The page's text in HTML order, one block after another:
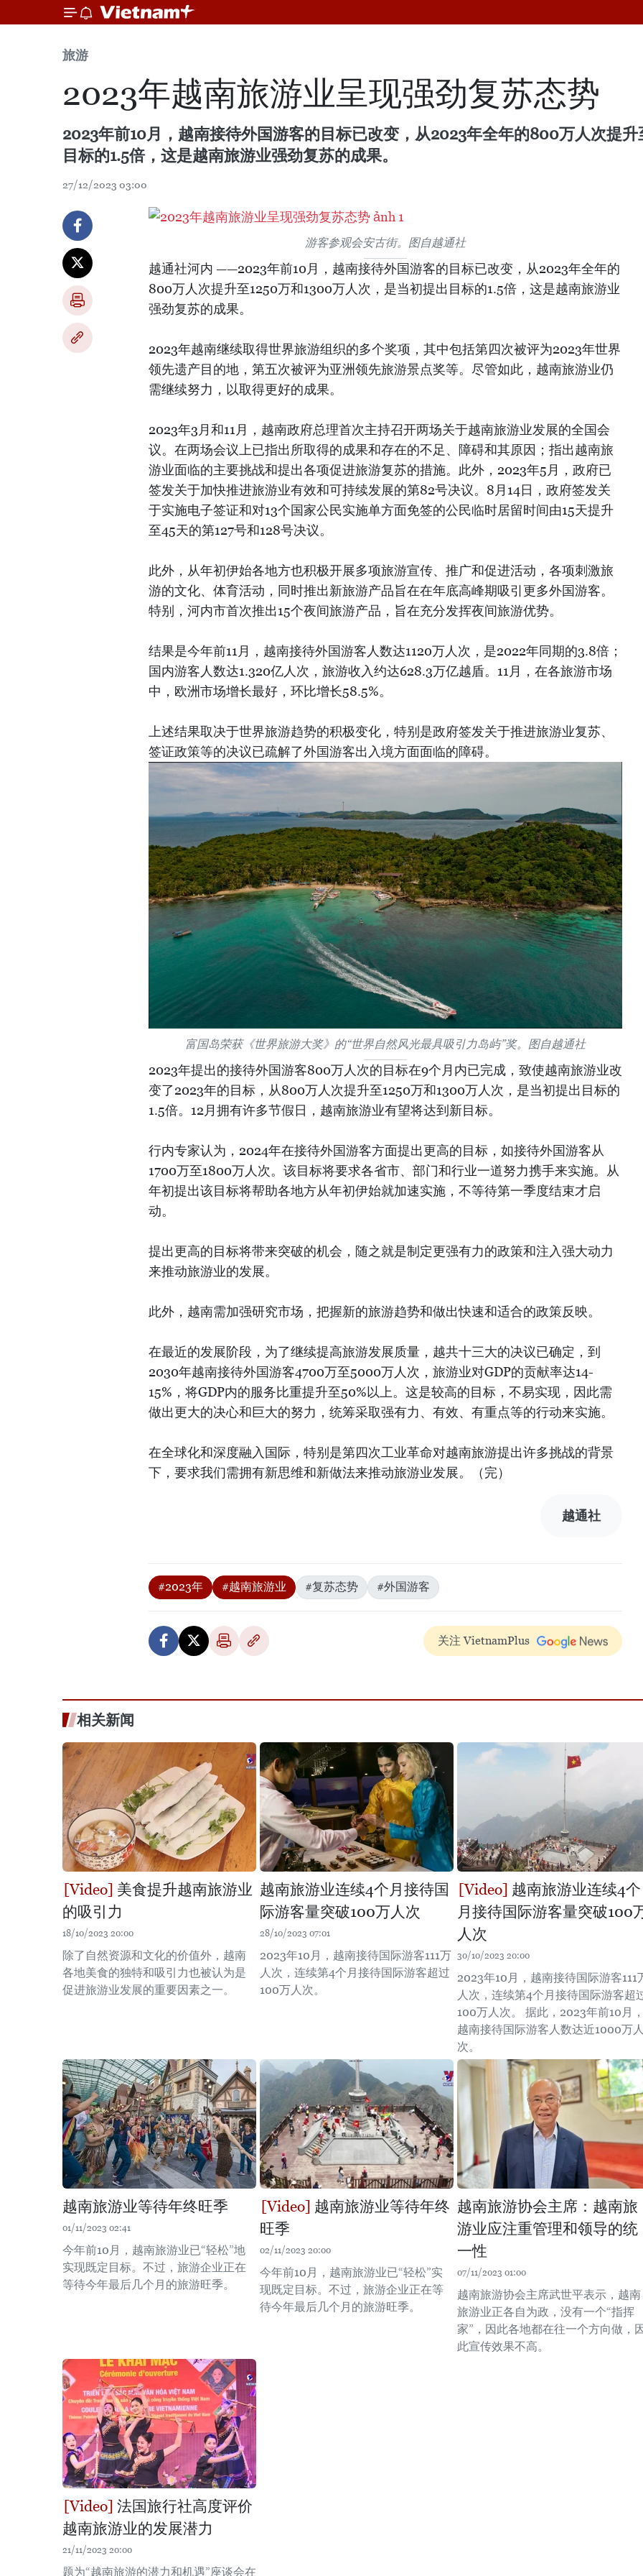
旅游
2023年越南旅游业呈现强劲复苏态势
2023年前10月，越南接待外国游客的目标已改变，从2023年全年的800万人次提
目标的1.5倍，这是越南旅游业强劲复苏的成果。
27/12/2023 03:00
游客参观会安古街。图自越通社
越通社河内 ——2023年前10月，越南接待外国游客的目标已改变，从2023年全年的
800万人次提升至1250万和1300万人次，是当初提出目标的1.5倍，这是越南旅游业
强劲复苏的成果。
2023年越南继续取得世界旅游组织的多个奖项，其中包括第四次被评为2023年世界
领先遗产目的地，第五次被评为亚洲领先旅游景点奖等。尽管如此，越南旅游业仍
需继续努力，以取得更好的成果。
2023年3月和11月，越南政府总理首次主持召开两场关于越南旅游业发展的全国会
议。在两场会议上已指出所取得的成果和存在的不足、障碍和其原因；指出越南旅
游业面临的主要挑战和提出各项促进旅游复苏的措施。此外，2023年5月，政府已
签发关于加快推进旅游业有效和可持续发展的第82号决议。8月14日，政府签发关
于实施电子签证和对13个国家公民实施单方面免签的公民临时居留时间由15天提升
至45天的第127号和128号决议。
此外，从年初伊始各地方也积极开展多项旅游宣传、推广和促进活动，各项刺激旅
游的文化、体育活动，同时推出新旅游产品旨在在年底高峰期吸引更多外国游客。
特别，河内市首次推出15个夜间旅游产品，旨在充分发挥夜间旅游优势。
结果是今年前11月，越南接待外国游客人数达1120万人次，是2022年同期的3.8倍；
国内游客人数达1.320亿人次，旅游收入约达628.3万亿越盾。11月，在各旅游市场
中，欧洲市场增长最好，环比增长58.5%。
上述结果取决于世界旅游趋势的积极变化，特别是政府签发关于推进旅游业复苏、
签证政策等的决议已疏解了外国游客出入境方面面临的障碍。
富国岛荣获《世界旅游大奖》的“世界自然风光最具吸引力岛屿”奖。图自越通社
2023年提出的接待外国游客800万人次的目标在9个月内已完成，致使越南旅游业改
变了2023年的目标，从800万人次提升至1250万和1300万人次，是当初提出目标的
1.5倍。12月拥有许多节假日，越南旅游业有望将达到新目标。
行内专家认为，2024年在接待外国游客方面提出更高的目标，如接待外国游客从
1700万至1800万人次。该目标将要求各省市、部门和行业一道努力携手来实施。从
年初提出该目标将帮助各地方从年初伊始就加速实施，不等待第一季度结束才启
动。
提出更高的目标将带来突破的机会，随之就是制定更强有力的政策和注入强大动力
来推动旅游业的发展。
此外，越南需加强研究市场，把握新的旅游趋势和做出快速和适合的政策反映。
在最近的发展阶段，为了继续提高旅游发展质量，越共十三大的决议已确定，到
2030年越南接待外国游客4700万至5000万人次，旅游业对GDP的贡献率达14-
15%，将GDP内的服务比重提升至50%以上。这是较高的目标，不易实现，因此需
做出更大的决心和巨大的努力，统筹采取强有力、有效、有重点等的行动来实施。
在全球化和深度融入国际，特别是第四次工业革命对越南旅游提出许多挑战的背景
下，要求我们需拥有新思维和新做法来推动旅游业发展。（完）
越通社
#2023年 #越南旅游业 #复苏态势 #外国游客
关注 VietnamPlus
相关新闻
美食提升越南旅游业
的吸引力
18/10/2023 20:00
除了自然资源和文化的价值外，越南
各地美食的独特和吸引力也被认为是
促进旅游业发展的重要因素之一。
越南旅游业连续4个月接待国
际游客量突破100万人次
28/10/2023 07:01
2023年10月，越南接待国际游客111万
人次，连续第4个月接待国际游客超过
100万人次。
越南旅游业连续4个
月接待国际游客量突破100
人次
30/10/2023 20:00
2023年10月，越南接待国际游客111
人次，连续第4个月接待国际游客超
100万人次。 据此，2023年前10月
越南接待国际游客人数达近1000万
次。
越南旅游业等待年终旺季
01/11/2023 02:41
今年前10月，越南旅游业已“轻松”地
实现既定目标。不过，旅游企业正在
等待今年最后几个月的旅游旺季。
越南旅游业等待年终
旺季
02/11/2023 20:00
今年前10月，越南旅游业已“轻松”实
现既定目标。不过，旅游企业正在等
待今年最后几个月的旅游旺季。
越南旅游协会主席：越南旅
游业应注重管理和领导的统
一性
07/11/2023 01:00
越南旅游协会主席武世平表示，越南
旅游业正各自为政，没有一个“指挥
家”，因此各地都在往一个方向做，
此宣传效果不高。
法国旅行社高度评价
越南旅游业的发展潜力
21/11/2023 20:00
题为“越南旅游的潜力和机遇”座谈会在